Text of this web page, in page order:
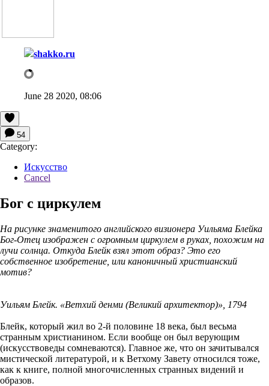
shakko.ru
June 28 2020, 08:06
54
Category:
Искусство
Cancel
Бог с циркулем
На рисунке знаменитого английского визионера Уильяма Блейка
Бог-Отец изображен с огромным циркулем в руках, похожим на
лучи солнца. Откуда Блейк взял этот образ? Это его
собственное изобретение, или каноничный христианский
мотив?
Уильям Блейк. «Ветхий денми (Великий архитектор)», 1794
Блейк, который жил во 2-й половине 18 века, был весьма
странным христианином. Если вообще он был верующим
(искусствоведы сомневаются). Главное же, что он зачитывался
мистической литературой, и к Ветхому Завету относился тоже,
как к книге, полной многочисленных странных видений и
образов.